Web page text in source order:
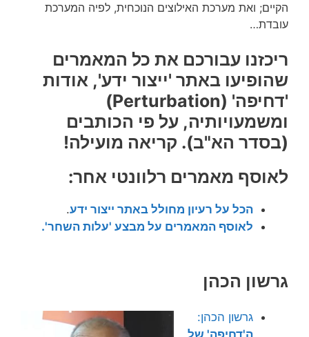
הקיים; ואת מערכת האילוצים הנוכחית, לפיה המערכת
עובדת…
ריכזנו עבורכם את כל המאמרים
שהופיעו באתר 'ייצור ידע', אודות
'דחיפה' (Perturbation)
ומשמעויותיה, על פי הכותבים
(בסדר הא"ב). קריאה מועילה!
לאוסף מאמרים רלוונטי אחר:
הכל על רעיון מחולל באתר ייצור ידע.
לאוסף המאמרים על מבצע 'עלות השחר'.
גרשון הכהן
גרשון הכהן: